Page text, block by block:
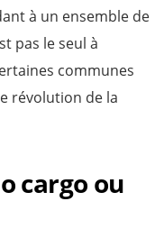
à un ensemble de
pas le seul à
communes
révolution de la
cargo ou